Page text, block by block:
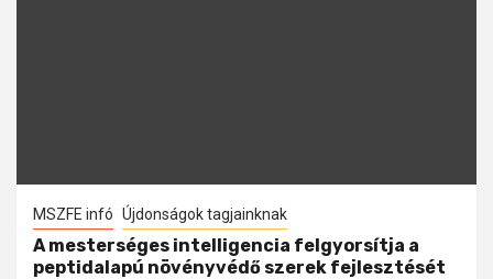
MSZFE infó Újdonságok tagjainknak
A mesterséges intelligencia felgyorsítja a
peptidalapú növényvédő szerek fejlesztését